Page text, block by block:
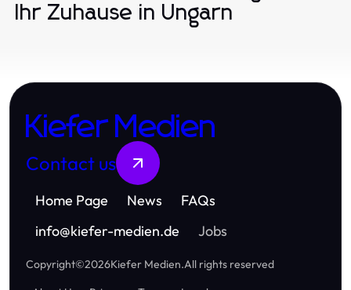
Ihr Zuhause in Ungarn
Kiefer Medien
Contact us
Home Page News
FAQs
info@kiefer-medien.de Jobs
Copyright©2026Kiefer Medien.All rights reserved